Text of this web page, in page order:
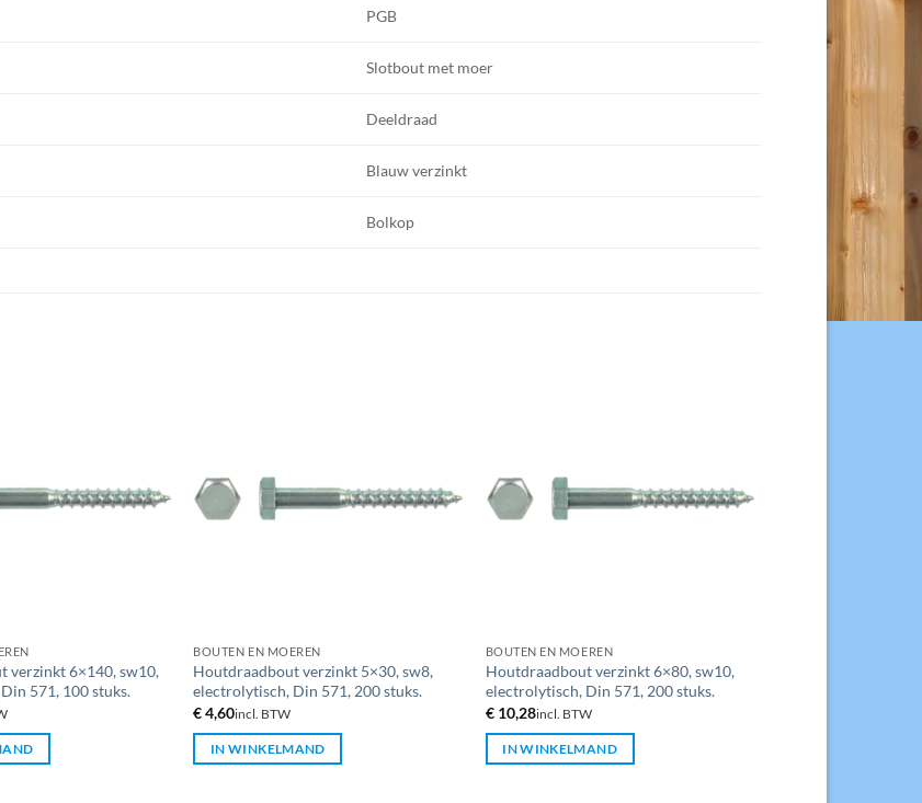
PGB
Slotbout met moer
Deeldraad
Blauw verzinkt
Bolkop
verzinkt 6×140, sw10,
571, 100 stuks.
BOUTEN EN MOEREN
Houtdraadbout verzinkt 5×30, sw8,
electrolytisch, Din 571, 200 stuks.
€4,60incl. BTW
IN WINKELMAND
BOUTEN EN MOEREN
Houtdraadbout verzinkt 6×80, sw10,
electrolytisch, Din 571, 200 stuks.
€10,28incl. BTW
IN WINKELMAND